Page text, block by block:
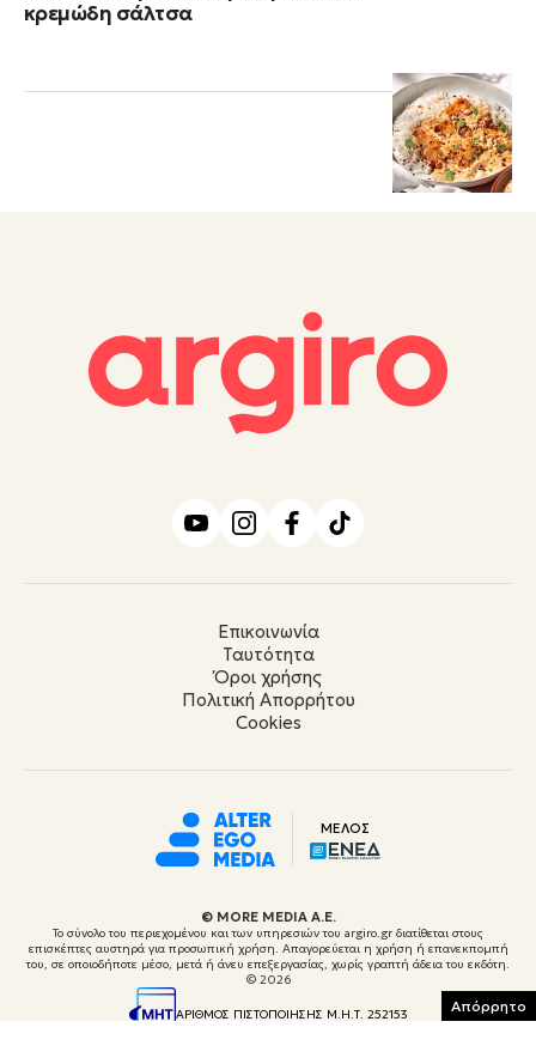
κρεμώδη σάλτσα
Επικοινωνία
Ταυτότητα
Όροι χρήσης
Πολιτική Απορρήτου
Cookies
ΜΕΛΟΣ
© ΜORE MEDIA Α.Ε.
Το σύνολο του περιεχομένου και των υπηρεσιών του argiro.gr διατίθεται στους
επισκέπτες αυστηρά για προσωπική χρήση. Απαγορεύεται η χρήση ή επανεκπομπή
του, σε οποιοδήποτε μέσο, μετά ή άνευ επεξεργασίας, χωρίς γραπτή άδεια του εκδότη.
© 2026
ΑΡΙΘΜΟΣ ΠΙΣΤΟΠΟΙΗΣΗΣ Μ.Η.Τ. 252153 Απόρρητο